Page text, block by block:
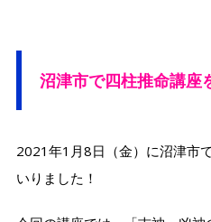
沼津市で四柱推命講座
2021年1月8日（金）に沼津市
いりました！